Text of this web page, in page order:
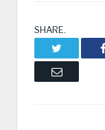
SHARE.
Email